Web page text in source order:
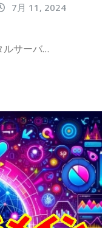
7月 11, 2024
ルサーバ…